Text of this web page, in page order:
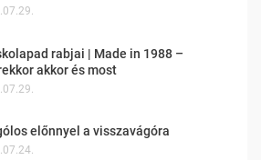
rabjai | Made in 1988 –
akkor és most
előnnyel a visszavágóra